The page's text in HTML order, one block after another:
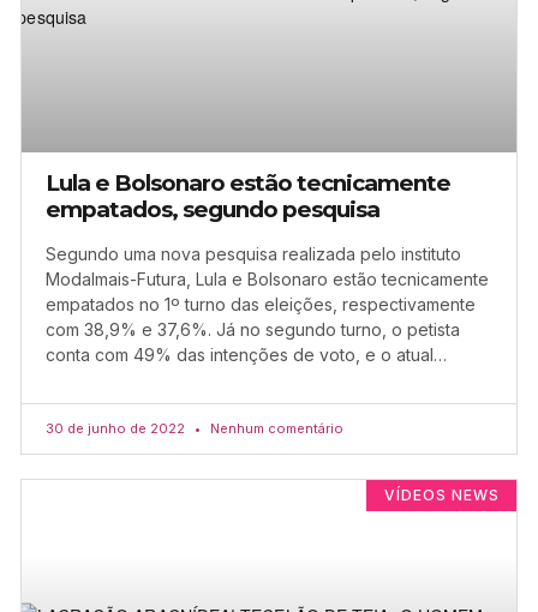
Lula e Bolsonaro estão tecnicamente
empatados, segundo pesquisa
Segundo uma nova pesquisa realizada pelo instituto
Modalmais-Futura, Lula e Bolsonaro estão tecnicamente
empatados no 1º turno das eleições, respectivamente
com 38,9% e 37,6%. Já no segundo turno, o petista
conta com 49% das intenções de voto, e o atual…
30 de junho de 2022 Nenhum comentário
VÍDEOS NEWS